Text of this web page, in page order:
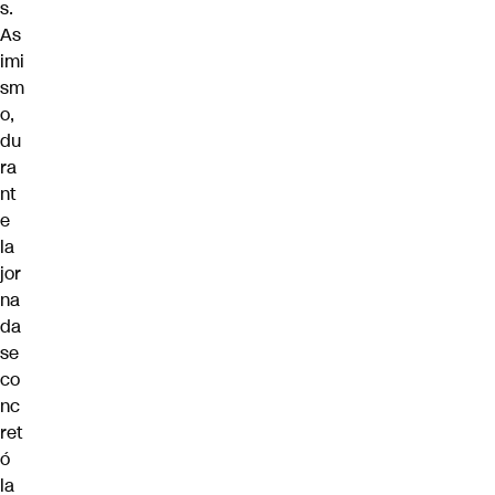
s.
As
imi
sm
o,
du
ra
nt
e
la
jor
na
da
se
co
nc
ret
ó
la